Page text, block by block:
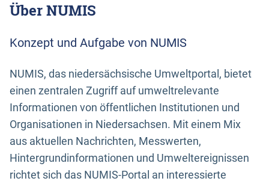
Über NUMIS
Konzept und Aufgabe von NUMIS
NUMIS, das niedersächsische Umweltportal, bietet
einen zentralen Zugriff auf umweltrelevante
Informationen von öffentlichen Institutionen und
Organisationen in Niedersachsen. Mit einem Mix
aus aktuellen Nachrichten, Messwerten,
Hintergrundinformationen und Umweltereignissen
richtet sich das NUMIS-Portal an interessierte